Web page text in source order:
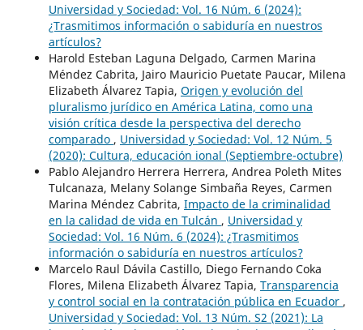
Universidad y Sociedad: Vol. 16 Núm. 6 (2024):
¿Trasmitimos información o sabiduría en nuestros
artículos?
Harold Esteban Laguna Delgado, Carmen Marina
Méndez Cabrita, Jairo Mauricio Puetate Paucar, Milena
Elizabeth Álvarez Tapia, Origen y evolución del
pluralismo jurídico en América Latina, como una
visión crítica desde la perspectiva del derecho
comparado , Universidad y Sociedad: Vol. 12 Núm. 5
(2020): Cultura, educación ional (Septiembre-octubre)
Pablo Alejandro Herrera Herrera, Andrea Poleth Mites
Tulcanaza, Melany Solange Simbaña Reyes, Carmen
Marina Méndez Cabrita, Impacto de la criminalidad
en la calidad de vida en Tulcán , Universidad y
Sociedad: Vol. 16 Núm. 6 (2024): ¿Trasmitimos
información o sabiduría en nuestros artículos?
Marcelo Raul Dávila Castillo, Diego Fernando Coka
Flores, Milena Elizabeth Álvarez Tapia, Transparencia
y control social en la contratación pública en Ecuador ,
Universidad y Sociedad: Vol. 13 Núm. S2 (2021): La